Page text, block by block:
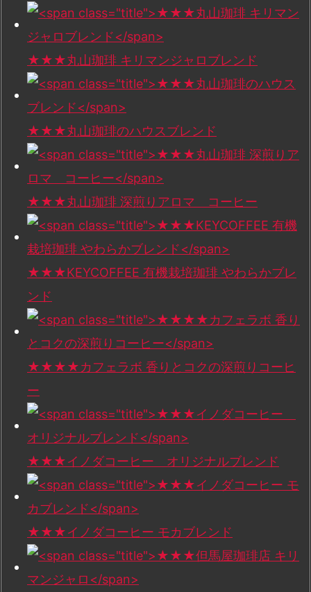
★★★丸山珈琲 キリマンジャロブレンド
★★★丸山珈琲のハウスブレンド
★★★丸山珈琲 深煎りアロマ コーヒー
★★★KEYCOFFEE 有機栽培珈琲 やわらかブレ
ンド
★★★★カフェラボ 香りとコクの深煎りコーヒ
ー
★★★イノダコーヒー オリジナルブレンド
★★★イノダコーヒー モカブレンド